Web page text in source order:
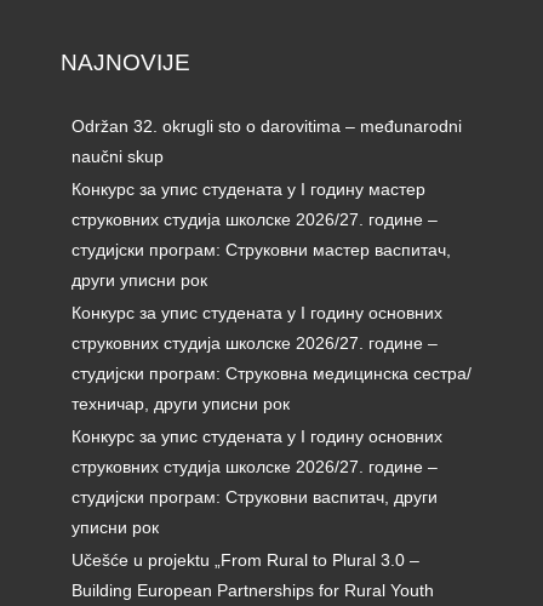
NAJNOVIJE
Održan 32. okrugli sto o darovitima – međunarodni
naučni skup
Конкурс за упис студената у I годину мастер
струковних студија школске 2026/27. године –
студијски програм: Струковни мастер васпитач,
други уписни рок
Конкурс за упис студената у I годину основних
струковних студија школске 2026/27. године –
студијски програм: Струковна медицинска сестра/
техничар, други уписни рок
Конкурс за упис студената у I годину основних
струковних студија школске 2026/27. године –
студијски програм: Струковни васпитач, други
уписни рок
Učešće u projektu „From Rural to Plural 3.0 –
Building European Partnerships for Rural Youth